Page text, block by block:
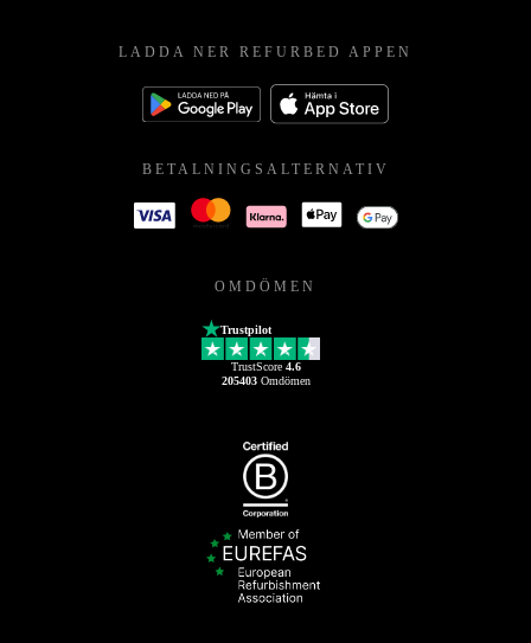
LADDA NER REFURBED APPEN
BETALNINGSALTERNATIV
OMDÖMEN
Trustpilot
TrustScore 4.6
205403Omdömen